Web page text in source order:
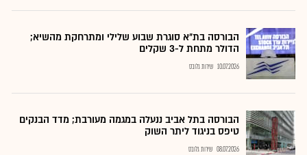
הבורסה בת״א סוגרת שבוע שלילי ומתרחקת מהשיא;
הדולר מתחת ל-3 שקלים
10.07.2026 שירות גלובס
הבורסה בתל אביב ננעלה במגמה מעורבת; מדד הבנקים
טיפס בניגוד ליתר השוק
08.07.2026 שירות גלובס